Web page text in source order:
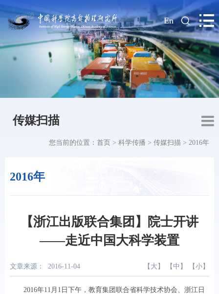
| En
传媒扫描
2016年
您当前的位置： 首页 > 科学传播 > 传媒扫描 > 2016年
【浙江出版联合集团】院士开讲
——走近中国大科学装置
文章来源： 2016-11-04 【 大 】 【 中 】 【 小 】
2016年11 月 1 日下午，教育集团联合省科学技术协会、浙江日